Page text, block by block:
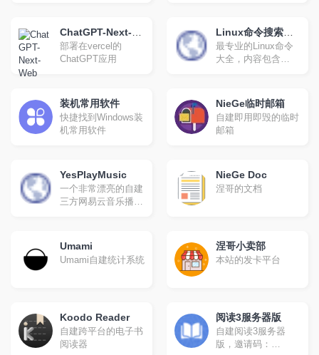
析,json转xml,xml转
json,json解析,json在
线解析,json在线解析
及格式化,unix时间戳
ChatGPT-Next-
Web
部署在vercel的
ChatGPT应用
Linux命令搜索引
擎
最专业的Linux命令
大全，内容包含
的Linux命令速查手
册。
装机常用软件
快捷找到Windows装
机常用软件
NieGe临时邮箱
自建即用即毁的临时
邮箱
YesPlayMusic
一个非常漂亮的自建
三方网易云音乐播放
NieGe Doc
涅哥的文档
Umami
Umami自建统计系统
涅哥小卖部
本站的发卡平台
Koodo Reader
自建跨平台的电子书
阅读器
阅读3服务器版
自建阅读3服务器
版，邀请码：